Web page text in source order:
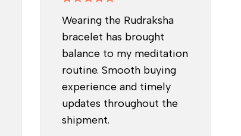
Wearing the Rudraksha
bracelet has brought
balance to my meditation
routine. Smooth buying
experience and timely
updates throughout the
shipment.